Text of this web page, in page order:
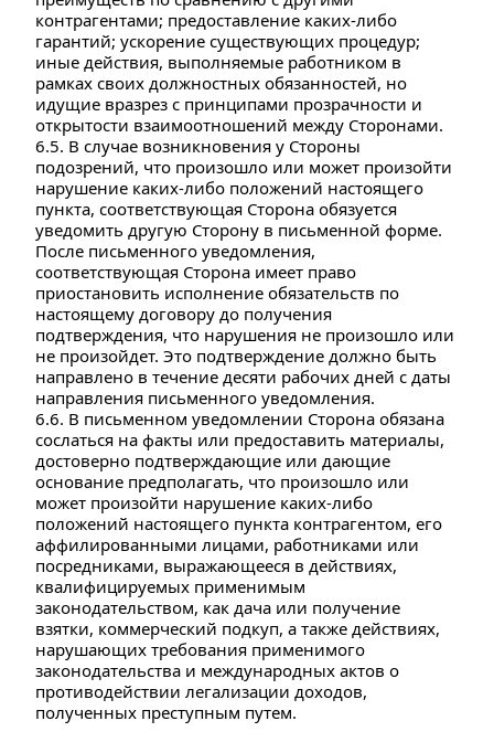
контрагентами; предоставление каких-либо
гарантий; ускорение существующих процедур;
иные действия, выполняемые работником в
рамках своих должностных обязанностей, но
идущие вразрез с принципами прозрачности и
открытости взаимоотношений между Сторонами.
6.5. В случае возникновения у Стороны
подозрений, что произошло или может произойти
нарушение каких-либо положений настоящего
пункта, соответствующая Сторона обязуется
уведомить другую Сторону в письменной форме.
После письменного уведомления,
соответствующая Сторона имеет право
приостановить исполнение обязательств по
настоящему договору до получения
подтверждения, что нарушения не произошло или
не произойдет. Это подтверждение должно быть
направлено в течение десяти рабочих дней с даты
направления письменного уведомления.
6.6. В письменном уведомлении Сторона обязана
сослаться на факты или предоставить материалы,
достоверно подтверждающие или дающие
основание предполагать, что произошло или
может произойти нарушение каких-либо
положений настоящего пункта контрагентом, его
аффилированными лицами, работниками или
посредниками, выражающееся в действиях,
квалифицируемых применимым
законодательством, как дача или получение
взятки, коммерческий подкуп, а также действиях,
нарушающих требования применимого
законодательства и международных актов о
противодействии легализации доходов,
полученных преступным путем.